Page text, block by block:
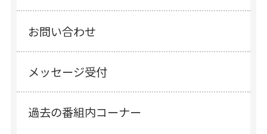
お問い合わせ
メッセージ受付
過去の番組内コーナー